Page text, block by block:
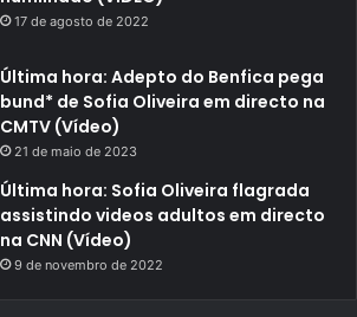
17 de agosto de 2022
Última hora: Adepto do Benfica pega
bund* de Sofia Oliveira em directo na
CMTV (Vídeo)
21 de maio de 2023
Última hora: Sofia Oliveira flagrada
assistindo videos adultos em directo
na CNN (Vídeo)
9 de novembro de 2022